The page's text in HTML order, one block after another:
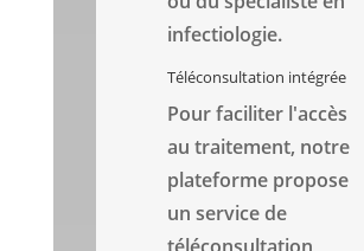
infectiologie.
Téléconsultation intégrée
Pour faciliter l'accès
au traitement, notre
plateforme propose
un service de